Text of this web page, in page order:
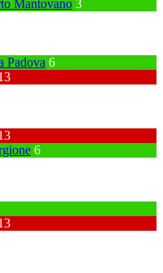
Mantovano 3
Padova 6
6